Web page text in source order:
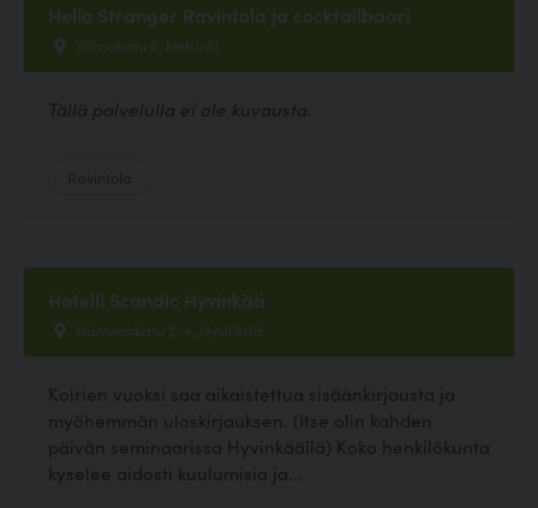
Hello Stranger Ravintola ja cocktailbaari
Vilhonkatu 6, Helsinki
Tällä palvelulla ei ole kuvausta.
Hotelli Scandic Hyvinkää
Hämeenkatu 2-4, Hyvinkää
Koirien vuoksi saa aikaistettua sisäänkirjausta ja
myöhemmän uloskirjauksen. (Itse olin kahden
päivän seminaarissa Hyvinkäällä) Koko henkilökunta
kyselee aidosti kuulumisia ja...